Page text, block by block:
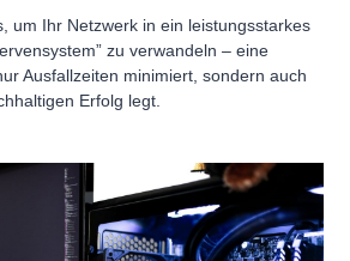
um Ihr Netzwerk in ein leistungsstarkes
zu verwandeln – eine
Ausfallzeiten minimiert, sondern auch
Erfolg legt.